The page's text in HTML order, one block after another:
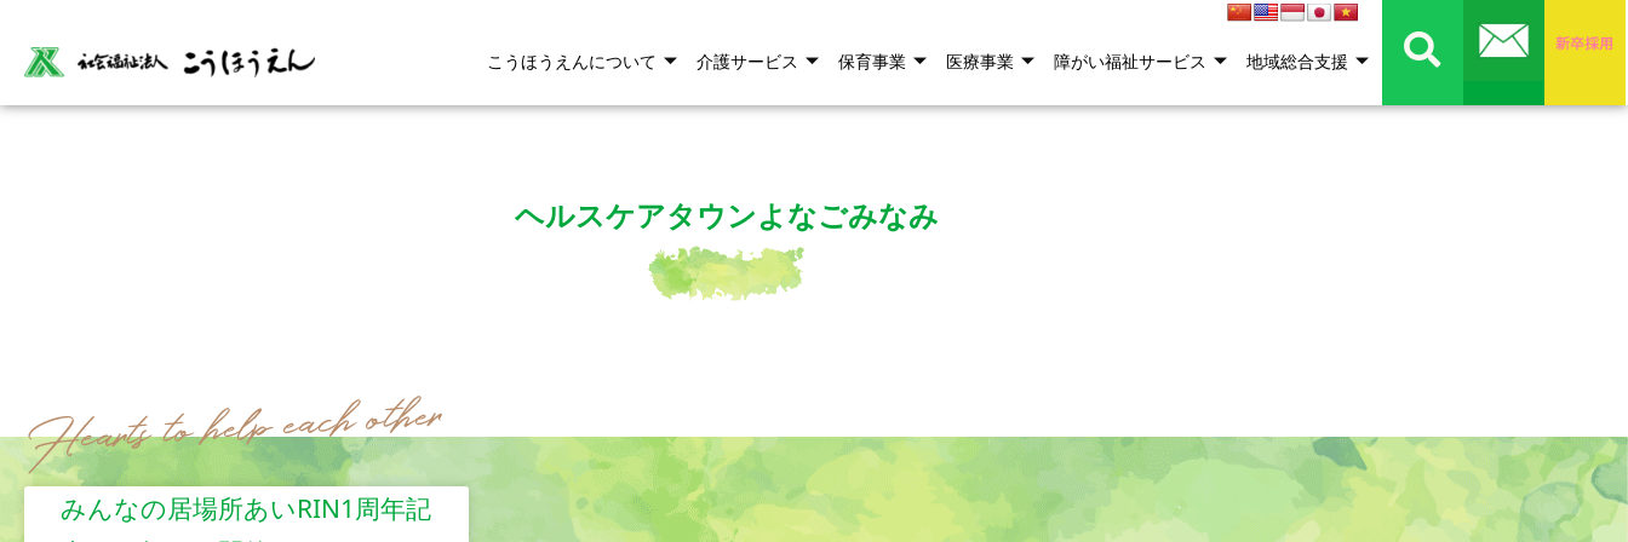
こうほうえんについて 介護サービス 保育事業 医療事業 障がい福祉サービス 地域総合支援
ヘルスケアタウンよなごみなみ
みんなの居場所あいRIN1周年記